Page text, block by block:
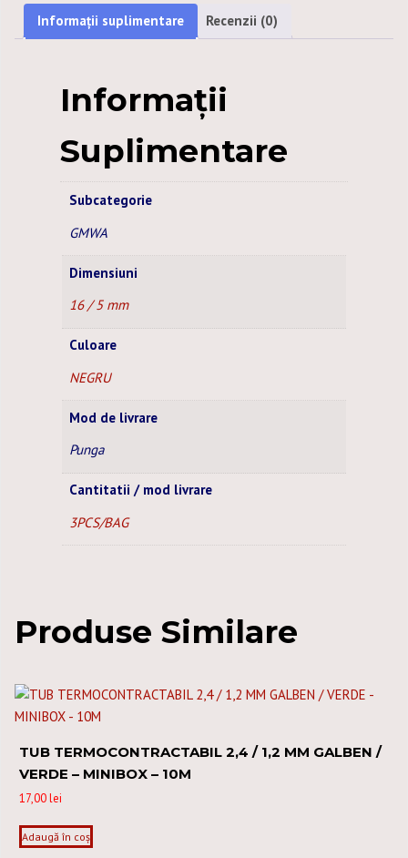
1m
-
Informații suplimentare Recenzii (0)
Informații
Suplimentare
Subcategorie
GMWA
Dimensiuni
16 / 5 mm
Culoare
NEGRU
Mod de livrare
Punga
Cantitatii / mod livrare
3PCS/BAG
Produse Similare
TUB TERMOCONTRACTABIL 2,4 / 1,2 MM GALBEN /
VERDE – MINIBOX – 10M
17,00lei
Adaugă în coș